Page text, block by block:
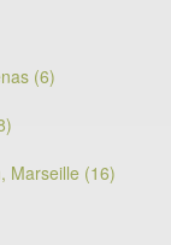
(6)
Marseille (16)